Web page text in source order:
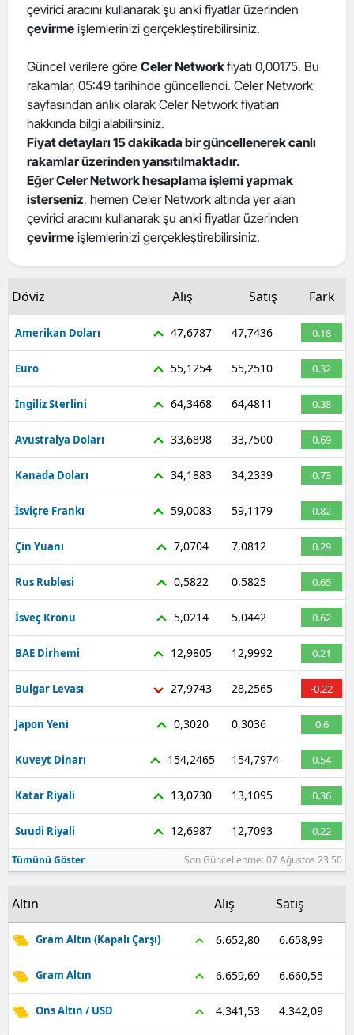
Elazığ
Erzurum
Giresun
Gümüşhane
Isparta
Mersin
İzmir
Kars
Kastamonu
Kayseri
Kırklareli
Kırşehir
Konya
Kütahya
Malatya
Kahramanmaraş
Mardin
Muğla
Muş
Nevşehir
Rize
Sakarya
çevirici aracını kullanarak şu anki fiyatlar üzerinden
çevirme işlemlerinizi gerçekleştirebilirsiniz.
Güncel verilere göre Celer Networkfiyatı 0,00175. Bu
rakamlar, 05:49 tarihinde güncellendi. Celer Network
sayfasından anlık olarak Celer Network fiyatları
hakkında bilgi alabilirsiniz.
Fiyat detayları 15 dakikada bir güncellenerek canlı
rakamlar üzerinden yansıtılmaktadır.
Eğer Celer Network hesaplama işlemi yapmak
isterseniz, hemen Celer Network altında yer alan
çevirici aracını kullanarak şu anki fiyatlar üzerinden
çevirme işlemlerinizi gerçekleştirebilirsiniz.
Döviz Alış Satış Fark
Amerikan Doları 47,6787 47,7436 0.18
Euro 55,1254 55,2510 0.32
İngiliz Sterlini 64,3468 64,4811 0.38
Avustralya Doları 33,6898 33,7500 0.69
Kanada Doları 34,1883 34,2339 0.73
İsviçre Frankı 59,0083 59,1179 0.82
Çin Yuanı 7,0704 7,0812 0.29
Rus Rublesi 0,5822 0,5825 0.65
İsveç Kronu 5,0214 5,0442 0.62
BAE Dirhemi 12,9805 12,9992 0.21
Bulgar Levası 27,9743 28,2565 -0.22
Japon Yeni 0,3020 0,3036 0.6
Kuveyt Dinarı 154,2465 154,7974 0.54
Katar Riyali 13,0730 13,1095 0.36
Suudi Riyali 12,6987 12,7093 0.22
Tümünü Göster Son Güncellenme: 07 Ağustos 23:50
Altın Alış Satış
Gram Altın (Kapalı Çarşı) 6.652,80 6.658,99
Gram Altın 6.659,69 6.660,55
Ons Altın / USD 4.341,53 4.342,09